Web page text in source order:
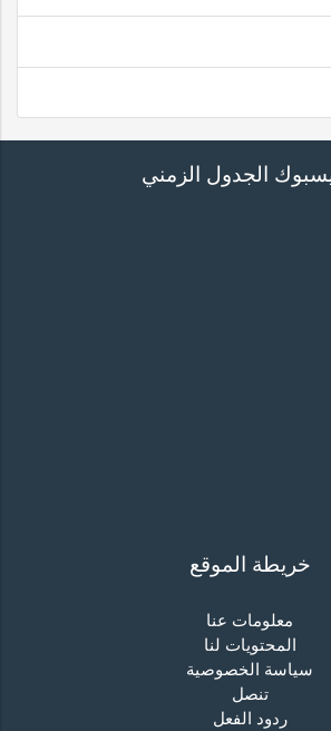
الجدول الزمني
خريطة الموقع
معلومات عنا
المحتويات لنا
سياسة الخصوصية
تنصل
ردود الفعل